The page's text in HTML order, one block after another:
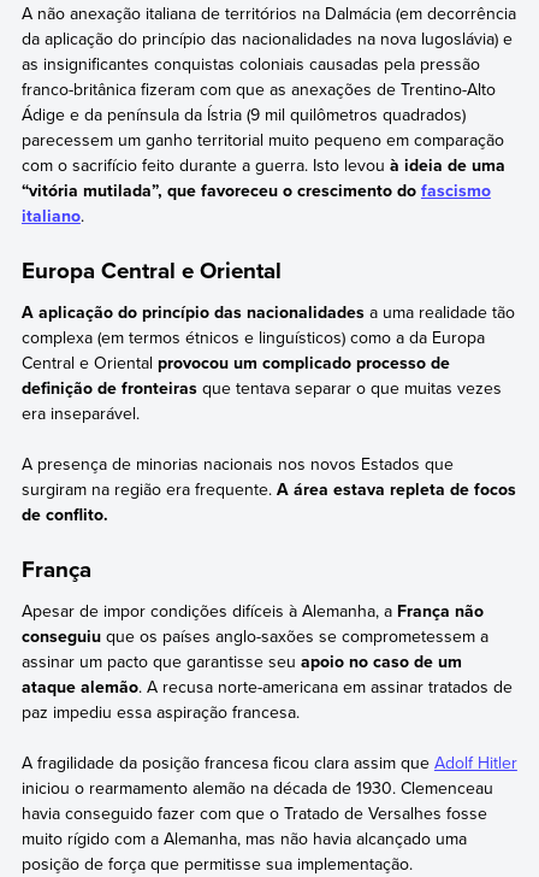
A não anexação italiana de territórios na Dalmácia (em decorrência
da aplicação do princípio das nacionalidades na nova Iugoslávia) e
as insignificantes conquistas coloniais causadas pela pressão
franco-britânica fizeram com que as anexações de Trentino-Alto
Ádige e da península da Ístria (9 mil quilômetros quadrados)
parecessem um ganho territorial muito pequeno em comparação
com o sacrifício feito durante a guerra. Isto levou à ideia de uma
“vitória mutilada”, que favoreceu o crescimento do fascismo
italiano.
Europa Central e Oriental
A aplicação do princípio das nacionalidadesa uma realidade tão
complexa (em termos étnicos e linguísticos) como a da Europa
Central e Oriental provocou um complicado processo de
definição de fronteirasque tentava separar o que muitas vezes
era inseparável.
A presença de minorias nacionais nos novos Estados que
surgiram na região era frequente. A área estava repleta de focos
de conflito.
França
Apesar de impor condições difíceis à Alemanha, aFrança não
conseguiuque os países anglo-saxões se comprometessem a
assinar um pacto que garantisse seu apoio no caso de um
ataque alemão. A recusa norte-americana em assinar tratados de
paz impediu essa aspiração francesa.
A fragilidade da posição francesa ficou clara assim que Adolf Hitler
iniciou o rearmamento alemão na década de 1930. Clemenceau
havia conseguido fazer com que o Tratado de Versalhes fosse
muito rígido com a Alemanha, mas não havia alcançado uma
posição de força que permitisse sua implementação.